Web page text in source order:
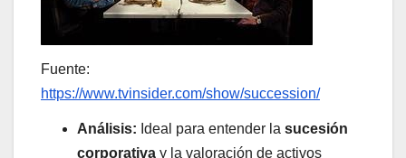
Fuente:
https://www.tvinsider.com/show/succession/
Análisis: Ideal para entender la sucesión
corporativa y la valoración de activos